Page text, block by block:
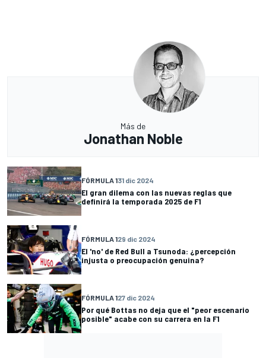
Más de
Jonathan Noble
FÓRMULA 131 dic 2024
El gran dilema con las nuevas reglas que
definirá la temporada 2025 de F1
FÓRMULA 129 dic 2024
El 'no' de Red Bull a Tsunoda: ¿percepción
injusta o preocupación genuina?
FÓRMULA 127 dic 2024
Por qué Bottas no deja que el "peor escenario
posible" acabe con su carrera en la F1